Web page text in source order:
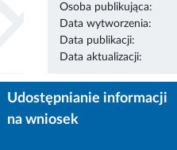
Osoba publikująca:
Data wytworzenia:
Data publikacji:
Data aktualizacji:
Udostępnianie informacji
na wniosek